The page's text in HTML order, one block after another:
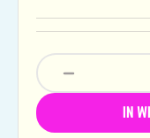
Hoeveelheid
Aantal
IN